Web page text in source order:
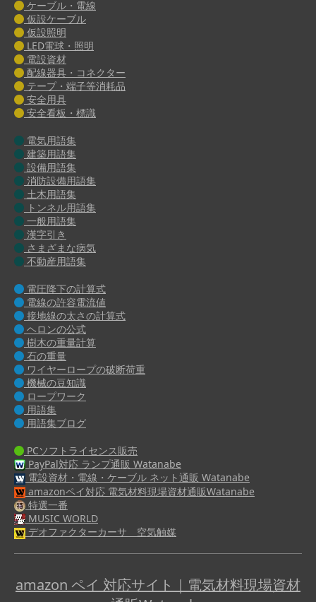
ケーブル・電線
仮設ケーブル
仮設照明
LED電球・照明
電設資材
配線器具・コネクター
テープ・端子等消耗品
安全用具
安全看板・標識
電気用語集
建築用語集
設備用語集
消防設備用語集
土木用語集
トンネル用語集
一般用語集
漢字引き
さまざまな病気
不動産用語集
電圧降下の計算式
電線の許容電流値
接地線の太さの計算式
ヘロンの公式
樹木の重量計算
石の重量
ワイヤーロープの破断荷重
機械の豆知識
ロープワーク
用語集
用語集ブログ
PCソフトライセンス販売
PayPal対応 ランプ通販 Watanabe
電設資材・電線・ケーブル ネット通販 Watanabe
amazonペイ対応 電気材料現場資材通販Watanabe
特選一番
MUSIC WORLD
デオファクターカーサ 空気触媒
amazon ペイ 対応サイト｜電気材料現場資材